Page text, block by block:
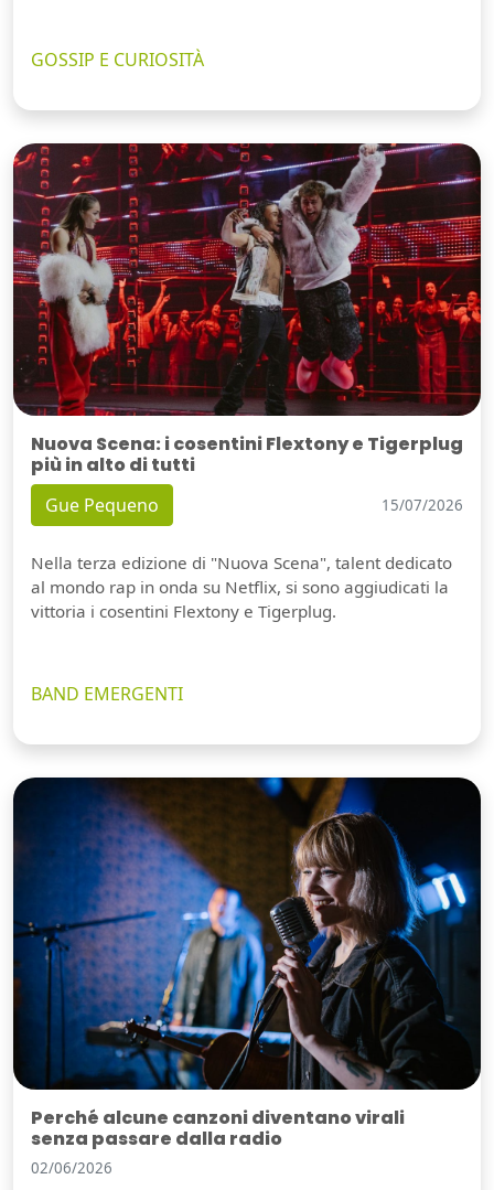
GOSSIP E CURIOSITÀ
Nuova Scena: i cosentini Flextony e Tigerplug
più in alto di tutti
Gue Pequeno 15/07/2026
Nella terza edizione di "Nuova Scena", talent dedicato
al mondo rap in onda su Netflix, si sono aggiudicati la
vittoria i cosentini Flextony e Tigerplug.
BAND EMERGENTI
Perché alcune canzoni diventano virali
senza passare dalla radio
02/06/2026